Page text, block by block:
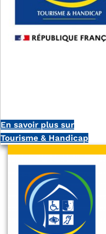
En savoir plus sur
Tourisme & Handicap